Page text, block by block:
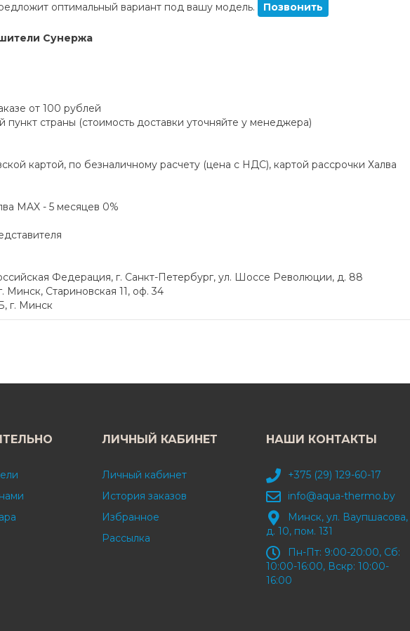
оптимальный вариант под вашу модель.
Позвонить
Сунержа
от 100 рублей
страны (стоимость доставки уточняйте у менеджера)
картой, по безналичному расчету (цена с НДС), картой рассрочки Халва
MAX - 5 месяцев 0%
Федерация, г. Санкт-Петербург, ул. Шоссе Революции, д. 88
Минск, Стариновская 11, оф. 34
г. Минск
ЛИЧНЫЙ КАБИНЕТ
Личный кабинет
История заказов
Избранное
Рассылка
НАШИ КОНТАКТЫ
+375 (29) 129-60-17
info@aqua-thermo.by
Минск, ул. Ваупшасова,
д. 10, пом. 131
Пн-Пт: 9:00-20:00, Сб:
10:00-16:00, Вскр: 10:00-
16:00